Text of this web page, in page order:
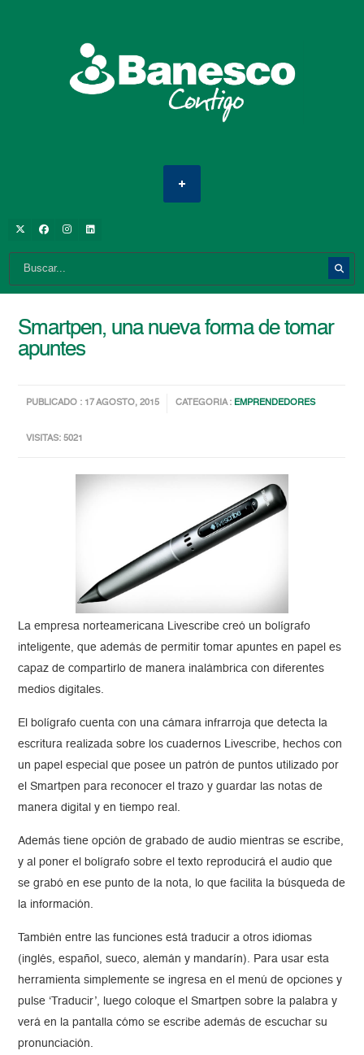
Smartpen, una nueva forma de tomar
apuntes
PUBLICADO : 17 AGOSTO, 2015 CATEGORIA : EMPRENDEDORES
VISITAS: 5021
La empresa norteamericana Livescribe creó un bolígrafo
inteligente, que además de permitir tomar apuntes en papel es
capaz de compartirlo de manera inalámbrica con diferentes
medios digitales.
El bolígrafo cuenta con una cámara infrarroja que detecta la
escritura realizada sobre los cuadernos Livescribe, hechos con
un papel especial que posee un patrón de puntos utilizado por
el Smartpen para reconocer el trazo y guardar las notas de
manera digital y en tiempo real.
Además tiene opción de grabado de audio mientras se escribe,
y al poner el bolígrafo sobre el texto reproducirá el audio que
se grabó en ese punto de la nota, lo que facilita la búsqueda de
la información.
También entre las funciones está traducir a otros idiomas
(inglés, español, sueco, alemán y mandarín). Para usar esta
herramienta simplemente se ingresa en el menú de opciones y
pulse ‘Traducir’, luego coloque el Smartpen sobre la palabra y
verá en la pantalla cómo se escribe además de escuchar su
pronunciación.